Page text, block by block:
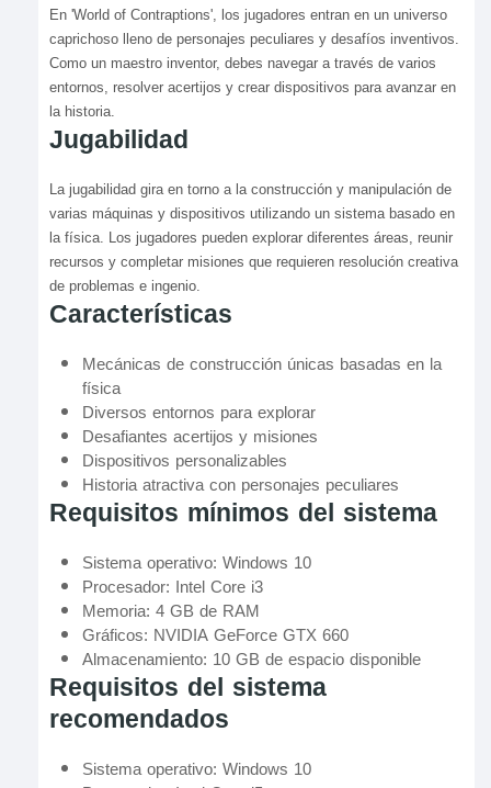
En 'World of Contraptions', los jugadores entran en un universo
caprichoso lleno de personajes peculiares y desafíos inventivos.
Como un maestro inventor, debes navegar a través de varios
entornos, resolver acertijos y crear dispositivos para avanzar en
la historia.
Jugabilidad
La jugabilidad gira en torno a la construcción y manipulación de
varias máquinas y dispositivos utilizando un sistema basado en
la física. Los jugadores pueden explorar diferentes áreas, reunir
recursos y completar misiones que requieren resolución creativa
de problemas e ingenio.
Características
Mecánicas de construcción únicas basadas en la
física
Diversos entornos para explorar
Desafiantes acertijos y misiones
Dispositivos personalizables
Historia atractiva con personajes peculiares
Requisitos mínimos del sistema
Sistema operativo: Windows 10
Procesador: Intel Core i3
Memoria: 4 GB de RAM
Gráficos: NVIDIA GeForce GTX 660
Almacenamiento: 10 GB de espacio disponible
Requisitos del sistema
recomendados
Sistema operativo: Windows 10